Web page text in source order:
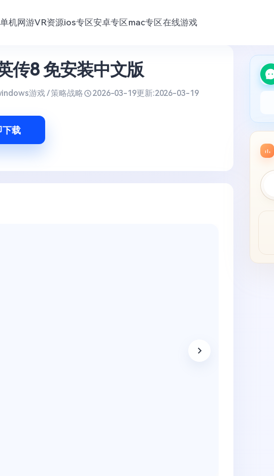
单机网游VR资源ios专区安卓专区mac专区在线游戏
传8 免安装中文版
游戏 / 策略战略 2026-03-19更新:2026-03-19
下载